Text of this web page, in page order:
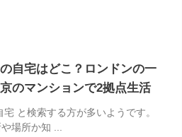
自宅はどこ？ロンドンの一
のマンションで2拠点生活
宅 と検索する方が多いようです。
場所か知 ...